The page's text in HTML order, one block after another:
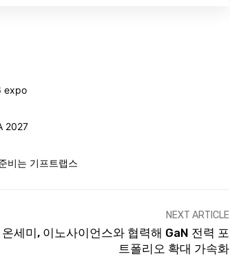
NEXT ARTICLE
온세미, 이노사이언스와 협력해 GaN 전력 포
트폴리오 확대 가속화